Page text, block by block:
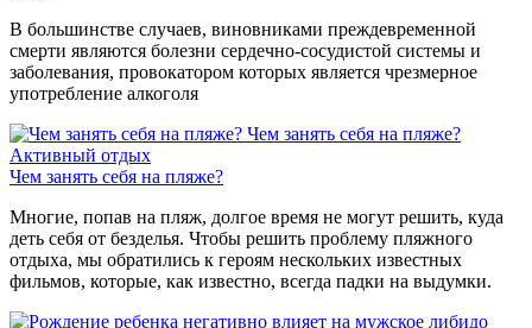
В большинстве случаев, виновниками преждевременной
смерти являются болезни сердечно-сосудистой системы и
заболевания, провокатором которых является чрезмерное
употребление алкоголя
Чем занять себя на пляже?
Активный отдых
Чем занять себя на пляже?
Многие, попав на пляж, долгое время не могут решить, куда
деть себя от безделья. Чтобы решить проблему пляжного
отдыха, мы обратились к героям нескольких известных
фильмов, которые, как известно, всегда падки на выдумки.